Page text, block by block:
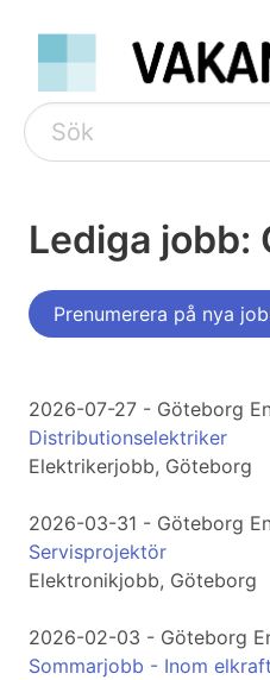
Lediga jobb:
Prenumerera på nya
2026-07-27 - Göteborg
Distributionselektriker
Elektrikerjobb, Göteborg
2026-03-31 - Göteborg
Servisprojektör
Elektronikjobb, Göteborg
2026-02-03 - Göteborg
Sommarjobb - Inom elkraft